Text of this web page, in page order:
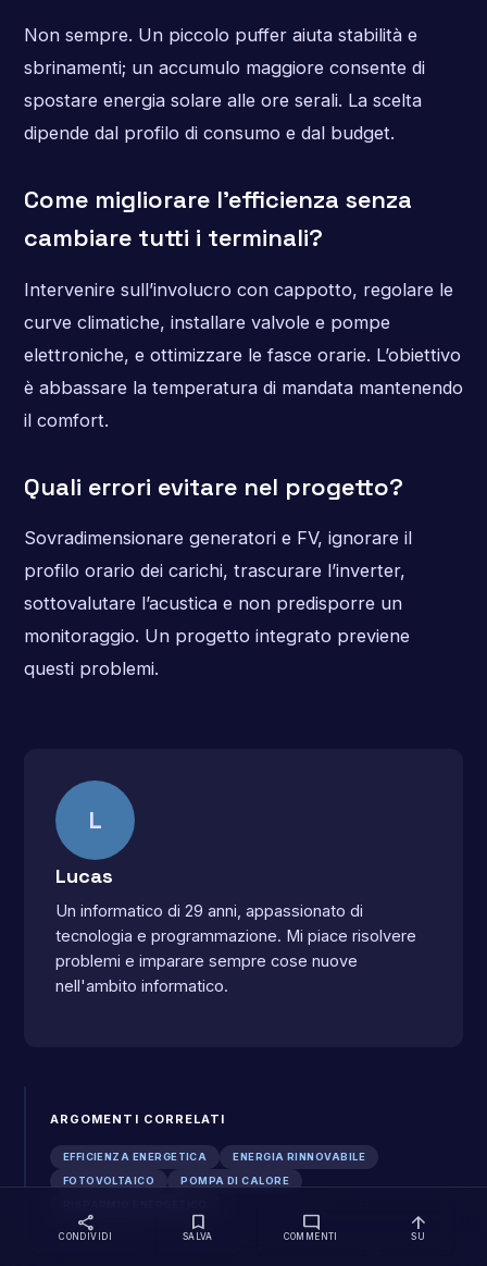
Non sempre. Un piccolo puffer aiuta stabilità e
sbrinamenti; un accumulo maggiore consente di
spostare energia solare alle ore serali. La scelta
dipende dal profilo di consumo e dal budget.
Come migliorare l’efficienza senza
cambiare tutti i terminali?
Intervenire sull’involucro con cappotto, regolare le
curve climatiche, installare valvole e pompe
elettroniche, e ottimizzare le fasce orarie. L’obiettivo
è abbassare la temperatura di mandata mantenendo
il comfort.
Quali errori evitare nel progetto?
Sovradimensionare generatori e FV, ignorare il
profilo orario dei carichi, trascurare l’inverter,
sottovalutare l’acustica e non predisporre un
monitoraggio. Un progetto integrato previene
questi problemi.
L
Lucas
Un informatico di 29 anni, appassionato di
tecnologia e programmazione. Mi piace risolvere
problemi e imparare sempre cose nuove
nell'ambito informatico.
ARGOMENTI CORRELATI
EFFICIENZA ENERGETICA
ENERGIA RINNOVABILE
FOTOVOLTAICO
POMPA DI CALORE
share
CONDIVIDI
bookmark
SALVA
mode_comment
COMMENTI
arrow_upward
SU